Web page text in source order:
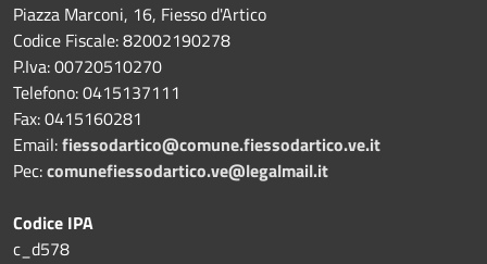
Piazza Marconi, 16, Fiesso d'Artico
Codice Fiscale: 82002190278
P.Iva: 00720510270
Telefono:0415137111
Fax:0415160281
Email:fiessodartico@comune.fiessodartico.ve.it
Pec:comunefiessodartico.ve@legalmail.it
Codice IPA
c_d578